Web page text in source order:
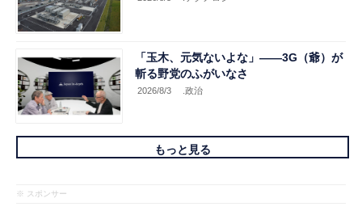
「玉木、元気ないよな」――3G（爺）が
斬る野党のふがいなさ
2026/8/3 .政治
もっと見る
※ スポンサー